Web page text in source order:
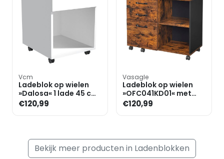
Vcm
Ladeblok op wielen
»Dalosa« 1 lade 45 cm
diep
€120,99
Vasagle
Ladeblok op wielen
»OFC041KD01« met
hangmappenrek en
opbergvakken
€120,99
Bekijk meer producten in Ladenblokken